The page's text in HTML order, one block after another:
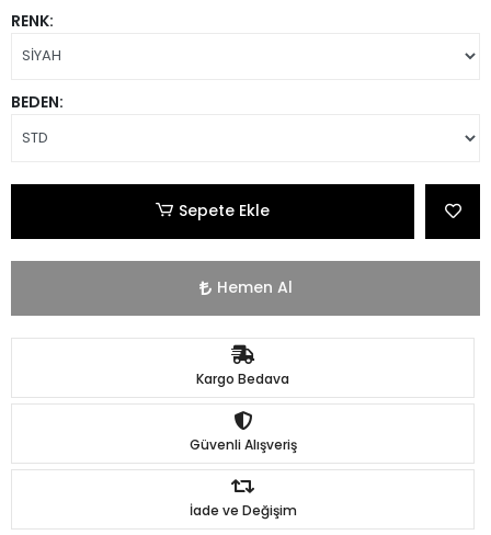
RENK:
BEDEN:
Sepete Ekle
Hemen Al
Kargo Bedava
Güvenli Alışveriş
İade ve Değişim